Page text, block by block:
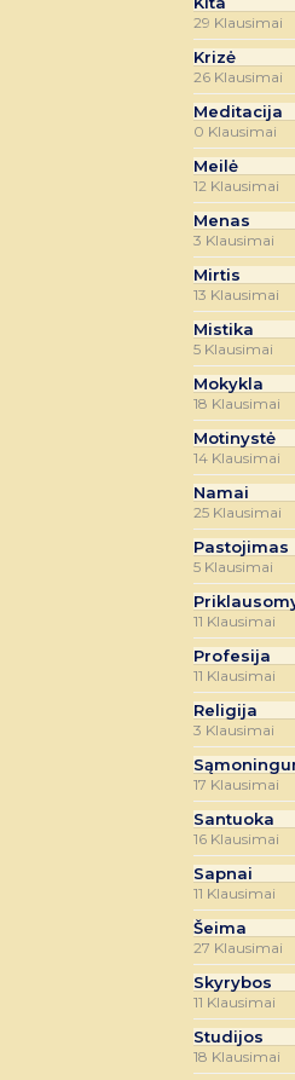
29 Klausimai
Krizė
26 Klausimai
Meditacija
0 Klausimai
Meilė
12 Klausimai
Menas
3 Klausimai
Mirtis
13 Klausimai
Mistika
5 Klausimai
Mokykla
18 Klausimai
Motinystė
14 Klausimai
Namai
25 Klausimai
Pastojimas
5 Klausimai
11 Klausimai
Profesija
11 Klausimai
Religija
3 Klausimai
17 Klausimai
Santuoka
16 Klausimai
Sapnai
11 Klausimai
Šeima
27 Klausimai
Skyrybos
11 Klausimai
Studijos
18 Klausimai